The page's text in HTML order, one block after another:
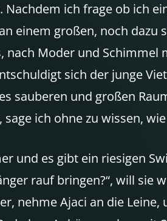
Nachdem ich frage ob ich
einem großen, noch
Moder und Schimmel
sich der junge
sauberen und großen
ich ohne zu wissen,
und es gibt ein riesigen
rauf bringen?“, will sie
nehme Ajaci an die